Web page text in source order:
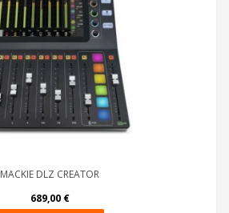
MACKIE DLZ CREATOR
689,00 €